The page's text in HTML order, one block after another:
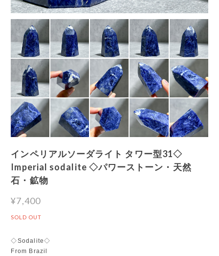
インペリアルソーダライト タワー型31◇
Imperial sodalite ◇パワーストーン・天然
石・鉱物
¥7,400
SOLD OUT
◇Sodalite◇
From Brazil